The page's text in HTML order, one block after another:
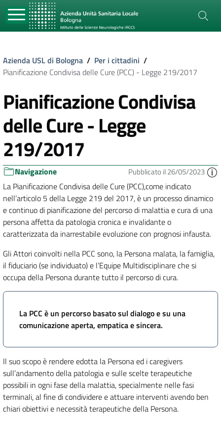
Azienda USL di Bologna / Per i cittadini /
Pianificazione Condivisa delle Cure (PCC) - Legge 219/2017
Pianificazione Condivisa
delle Cure - Legge
219/2017
Navigazione Pubblicato il 26/05/2023
La Pianificazione Condivisa delle Cure (PCC),come indicato
nell’articolo 5 della Legge 219 del 2017, è un processo dinamico
e continuo di pianificazione del percorso di malattia e cura di una
persona affetta da patologia cronica e invalidante o
caratterizzata da inarrestabile evoluzione con prognosi infausta.
Gli Attori coinvolti nella PCC sono, la Persona malata, la famiglia,
il fiduciario (se individuato) e l’Equipe Multidisciplinare che si
occupa della Persona durante tutto il percorso di cura.
La PCC è un percorso basato sul dialogo e su una
comunicazione aperta, empatica e sincera.
Il suo scopo è rendere edotta la Persona ed i caregivers
sull’andamento della patologia e sulle scelte terapeutiche
possibili in ogni fase della malattia, specialmente nelle fasi
terminali, al fine di condividere e attuare interventi avendo ben
chiari obiettivi e necessità terapeutiche della Persona.